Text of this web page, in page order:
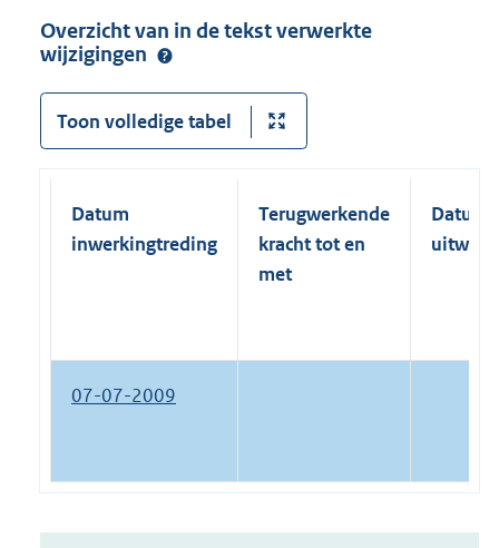
Overzicht van in de tekst verwerkte
wijzigingen
Toon volledige tabel
Datum
inwerkingtreding
Terugwerkende
kracht tot en
met
Datum
07-07-2009